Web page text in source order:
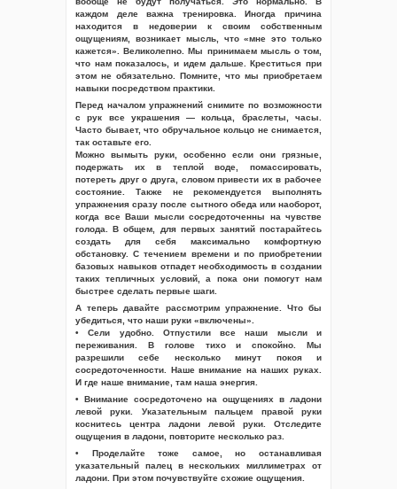
каждом деле важна тренировка. Иногда причина
находится в недоверии к своим собственным
ощущениям, возникает мысль, что «мне это только
кажется». Великолепно. Мы принимаем мысль о том,
что нам показалось, и идем дальше. Креститься при
этом не обязательно. Помните, что мы приобретаем
навыки посредством практики.
Перед началом упражнений снимите по возможности
с рук все украшения — кольца, браслеты, часы.
Часто бывает, что обручальное кольцо не снимается,
так оставьте его.
Можно вымыть руки, особенно если они грязные,
подержать их в теплой воде, помассировать,
потереть друг о друга, словом привести их в рабочее
состояние. Также не рекомендуется выполнять
упражнения сразу после сытного обеда или наоборот,
когда все Ваши мысли сосредоточенны на чувстве
голода. В общем, для первых занятий постарайтесь
создать для себя максимально комфортную
обстановку. С течением времени и по приобретении
базовых навыков отпадет необходимость в создании
таких тепличных условий, а пока они помогут нам
быстрее сделать первые шаги.
А теперь давайте рассмотрим упражнение. Что бы
убедиться, что наши руки «включены».
• Сели удобно. Отпустили все наши мысли и
переживания. В голове тихо и спокойно. Мы
разрешили себе несколько минут покоя и
сосредоточенности. Наше внимание на наших руках.
И где наше внимание, там наша энергия.
• Внимание сосредоточено на ощущениях в ладони
левой руки. Указательным пальцем правой руки
коснитесь центра ладони левой руки. Отследите
ощущения в ладони, повторите несколько раз.
• Проделайте тоже самое, но останавливая
указательный палец в нескольких миллиметрах от
ладони. При этом почувствуйте схожие ощущения.